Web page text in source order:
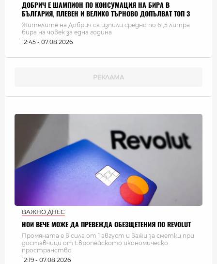
ДОБРИЧ Е ШАМПИОН ПО КОНСУМАЦИЯ НА БИРА В
БЪЛГАРИЯ, ПЛЕВЕН И ВЕЛИКО ТЪРНОВО ДОПЪЛВАТ ТОП 3
Жителите на Добрич са изпили средно по 61,5 литра
бира на човек за една година
12:45 - 07.08.2026
ВАЖНО ДНЕС
НОИ ВЕЧЕ МОЖЕ ДА ПРЕВЕЖДА ОБЕЗЩЕТЕНИЯ ПО REVOLUT
Промяната е в сила от 1 август и важи за сметки при
доставчици от Европейското икономическо
пространство
12:19 - 07.08.2026